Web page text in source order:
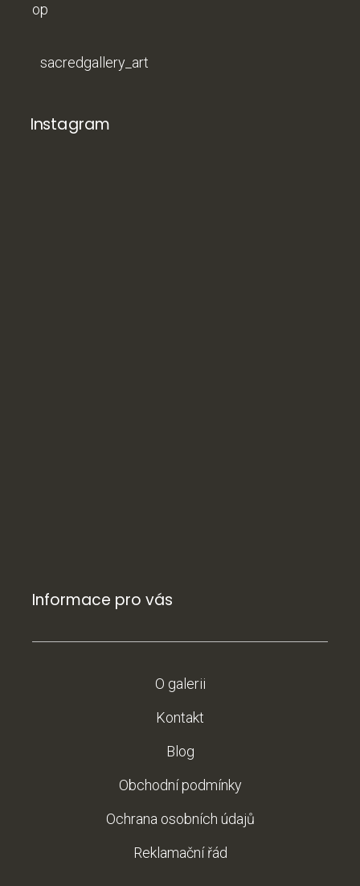
op
sacredgallery_art
Instagram
Informace pro vás
O galerii
Kontakt
Blog
Obchodní podmínky
Ochrana osobních údajů
Reklamační řád